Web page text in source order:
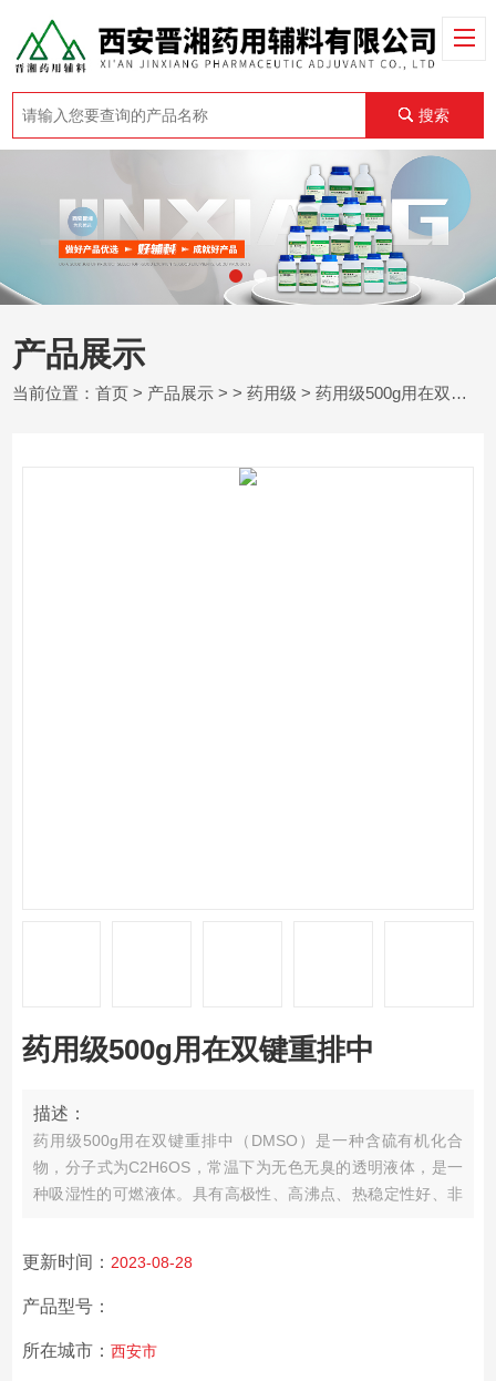
搜索
产品展示
当前位置：首页 > 产品展示 > >药用级 > 药用级500g用在双键重排中
药用级500g用在双键重排中
描述：
药用级500g用在双键重排中
（DMSO）是一种含硫有机化合
物，分子式为C2H6OS，常温下为无色无臭的透明液体，是一
种吸湿性的可燃液体。具有高极性、高沸点、热稳定性好、非
用级辅料 二氢钠药用级辅料
辅料樟脑粉
更新时间： 2023-08-28
产品型号：
所在城市： 西安市